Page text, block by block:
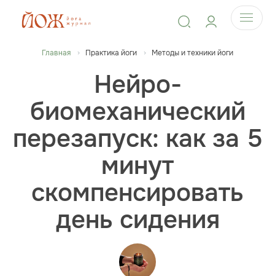
Главная Практика йоги Методы и техники йоги
Нейро-
биомеханический
перезапуск: как за 5
минут
скомпенсировать
день сидения